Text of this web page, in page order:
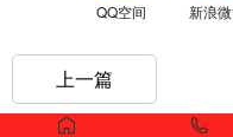
QQ空间 新浪
上一篇